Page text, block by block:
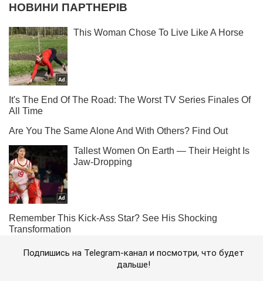
Подпишись на Telegram-канал и посмотри, что будет
дальше!